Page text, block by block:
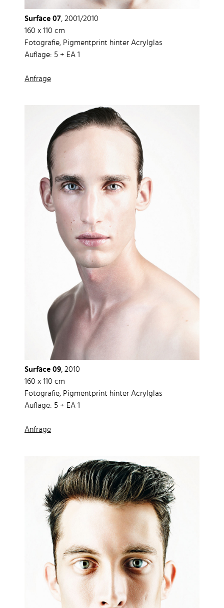
Surface 07, 2001/2010
160 x 110 cm
Fotografie, Pigmentprint hinter Acrylglas
Auflage: 5 + EA 1
Anfrage
Surface 09, 2010
160 x 110 cm
Fotografie, Pigmentprint hinter Acrylglas
Auflage: 5 + EA 1
Anfrage